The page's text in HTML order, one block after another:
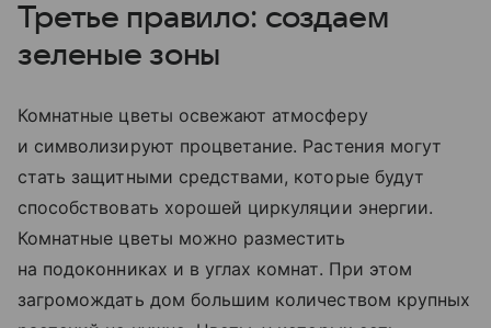
Третье правило: создаем
зеленые зоны
Комнатные цветы освежают атмосферу
и символизируют процветание. Растения могут
стать защитными средствами, которые будут
способствовать хорошей циркуляции энергии.
Комнатные цветы можно разместить
на подоконниках и в углах комнат. При этом
загромождать дом большим количеством крупных